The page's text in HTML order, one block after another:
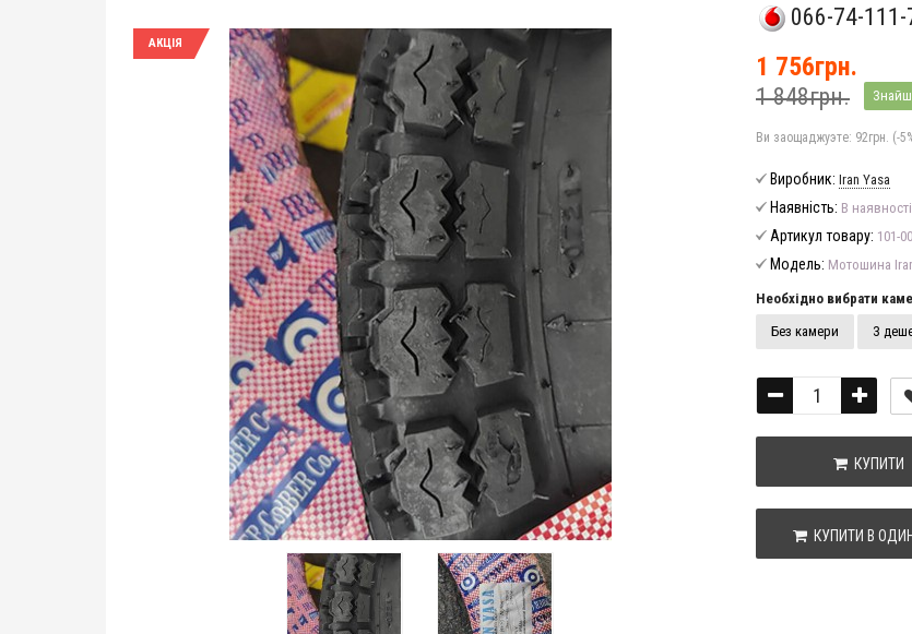
АКЦІЯ
066-74-111-
1 756грн.
1 848грн.
Ви заощаджуэте: 92грн. (-
Виробник: Iran Yasa
Наявність: В наявності
Артикул товару: 101-
Модель: Мотошина
Необхідно вибрати
Без камери
З
КУПИТИ
КУПИТИ В ОДИН